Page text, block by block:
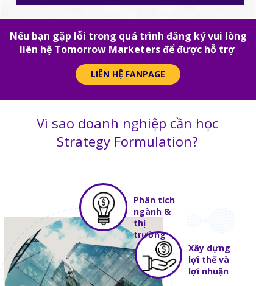
Nếu bạn gặp lỗi trong quá trình đăng ký vui lòng
liên hệ Tomorrow Marketers để được hỗ trợ
LIÊN HỆ FANPAGE
Vì sao doanh nghiệp cần học
Strategy Formulation?
Xây dựng
lợi thế và
lợi nhuận
Phân tích
ngành &
thị
trường